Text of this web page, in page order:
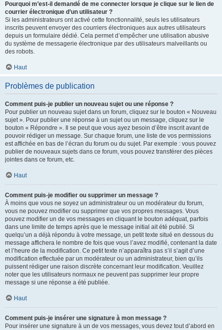
Pourquoi m’est-il demandé de me connecter lorsque je clique sur le lien de
courrier électronique d’un utilisateur ?
Si les administrateurs ont activé cette fonctionnalité, seuls les utilisateurs
inscrits peuvent envoyer des courriers électroniques aux autres utilisateurs
depuis un formulaire dédié. Cela permet d’empêcher une utilisation abusive
du système de messagerie électronique par des utilisateurs malveillants ou
des robots.
Haut
Problèmes de publication
Comment puis-je publier un nouveau sujet ou une réponse ?
Pour publier un nouveau sujet dans un forum, cliquez sur le bouton « Nouveau
sujet ». Pour publier une réponse à un sujet ou un message, cliquez sur le
bouton « Répondre ». Il se peut que vous ayez besoin d’être inscrit avant de
pouvoir rédiger un message. Sur chaque forum, une liste de vos permissions
est affichée en bas de l’écran du forum ou du sujet. Par exemple : vous pouvez
publier de nouveaux sujets dans ce forum, vous pouvez transférer des pièces
jointes dans ce forum, etc.
Haut
Comment puis-je modifier ou supprimer un message ?
À moins que vous ne soyez un administrateur ou un modérateur du forum,
vous ne pouvez modifier ou supprimer que vos propres messages. Vous
pouvez modifier un de vos messages en cliquant le bouton adéquat, parfois
dans une limite de temps après que le message initial ait été publié. Si
quelqu’un a déjà répondu à votre message, un petit texte situé en dessous du
message affichera le nombre de fois que vous l’avez modifié, contenant la date
et l’heure de la modification. Ce petit texte n’apparaîtra pas s’il s’agit d’une
modification effectuée par un modérateur ou un administrateur, bien qu’ils
puissent rédiger une raison discrète concernant leur modification. Veuillez
noter que les utilisateurs normaux ne peuvent pas supprimer leur propre
message si une réponse a été publiée.
Haut
Comment puis-je insérer une signature à mon message ?
Pour insérer une signature à un de vos messages, vous devez tout d’abord en